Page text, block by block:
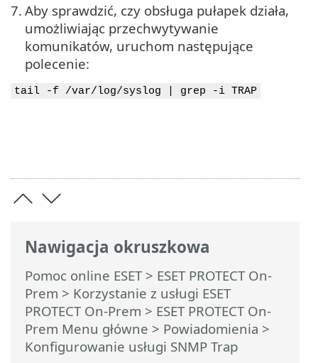
Nawigacja okruszkowa
Pomoc online ESET> ESET PROTECT On-
Prem > Korzystanie z usługi ESET
PROTECT On-Prem > ESET PROTECT On-
Prem Menu główne > Powiadomienia >
Konfigurowanie usługi SNMP Trap
7. Aby sprawdzić, czy obsługa pułapek działa,
umożliwiając przechwytywanie
komunikatów, uruchom następujące
polecenie:
tail -f /var/log/syslog | grep -i TRAP